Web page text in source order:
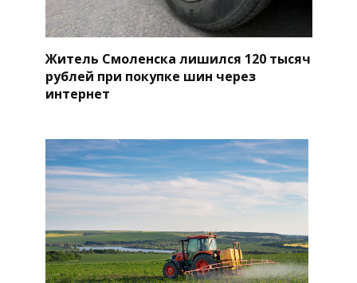
Житель Смоленска лишился 120 тысяч
рублей при покупке шин через
интернет